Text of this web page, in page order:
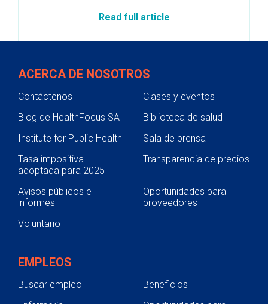
Read full article
ACERCA DE NOSOTROS
Contáctenos
Clases y eventos
Blog de HealthFocus SA
Biblioteca de salud
Institute for Public Health
Sala de prensa
Tasa impositiva
adoptada para 2025
Transparencia de precios
Avisos públicos e
informes
Oportunidades para
proveedores
Voluntario
EMPLEOS
Buscar empleo
Beneficios